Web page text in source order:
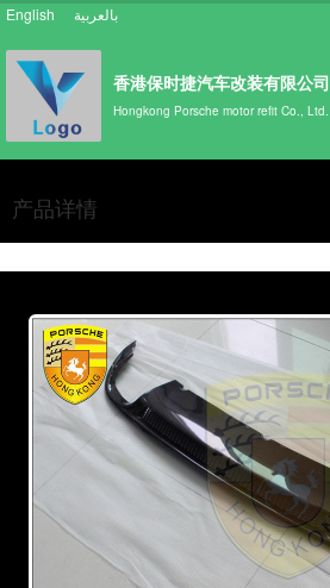
English
香港保时捷汽车改装有限公司
Hongkong Porsche motor refit Co., Ltd.
产品详情